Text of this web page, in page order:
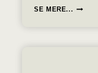
SE MERE... VESTRE